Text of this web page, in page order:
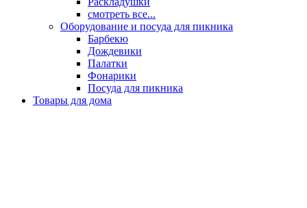
смотреть все...
Оборудование и посуда для пикника
Барбекю
Дождевики
Палатки
Фонарики
Посуда для пикника
Товары для дома